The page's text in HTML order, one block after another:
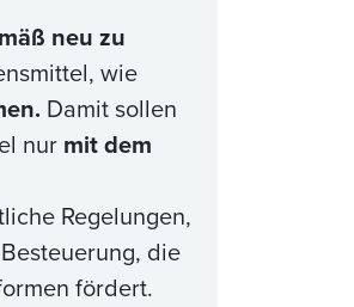
neu zu
wie
Damit sollen
nurmit dem
Regelungen,
die
fördert.